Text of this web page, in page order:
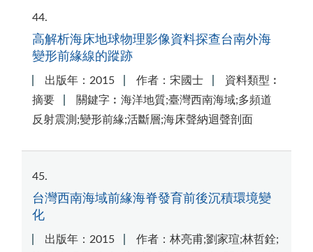
44
高解析海床地球物理影像資料探查台南外海
變形前緣線的蹤跡
出版年：2015 作者：宋國士
資料類型︰
摘要
關鍵字︰海洋地質;臺灣西南海域;多頻道
反射震測;變形前緣;活斷層;海床聲納迴聲剖面
45
台灣西南海域前緣海脊發育前後沉積環境變
化
出版年：2015
作者：林亮甫;劉家瑄;林哲銓;